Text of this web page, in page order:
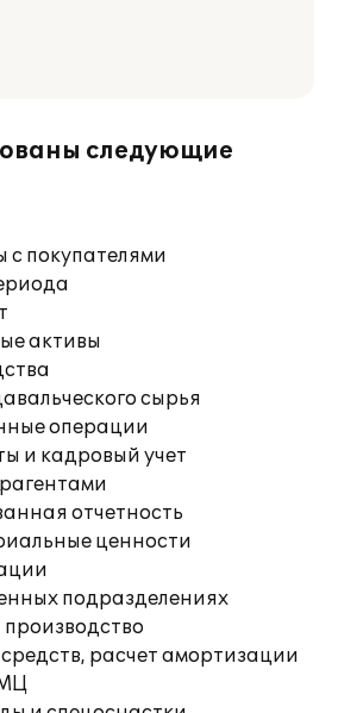
следующие
с покупателями
активы
сырья
операции
и кадровый учет
отчетность
ценности
подразделениях
расчет амортизации